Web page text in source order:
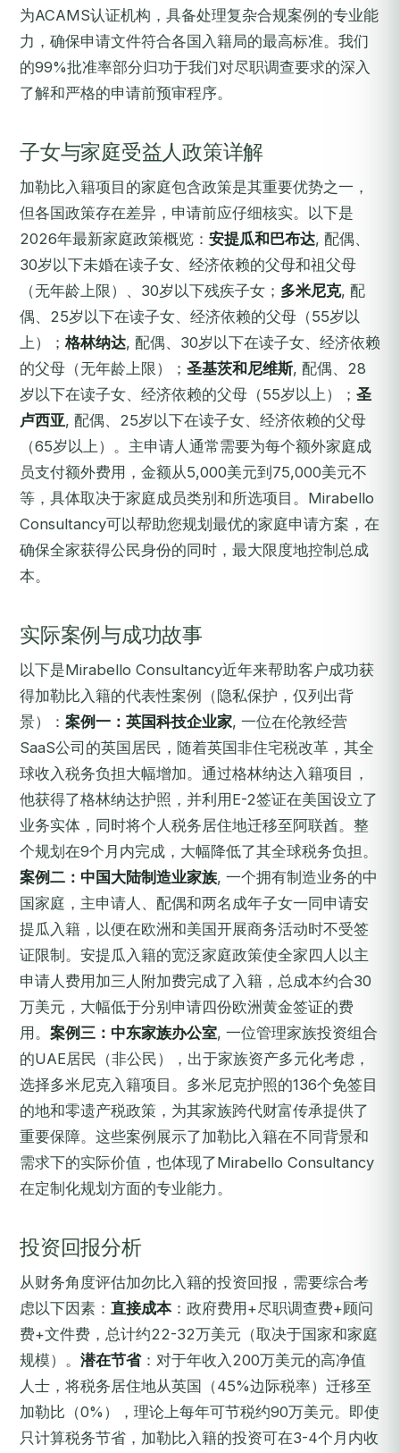
为ACAMS认证机构，具备处理复杂合规案例的专业能
力，确保申请文件符合各国入籍局的最高标准。我们
的99%批准率部分归功于我们对尽职调查要求的深入
了解和严格的申请前预审程序。
子女与家庭受益人政策详解
加勒比入籍项目的家庭包含政策是其重要优势之一，
但各国政策存在差异，申请前应仔细核实。以下是
2026年最新家庭政策概览： 安提瓜和巴布达, 配偶、
30岁以下未婚在读子女、经济依赖的父母和祖父母
（无年龄上限）、30岁以下残疾子女； 多米尼克, 配
偶、25岁以下在读子女、经济依赖的父母（55岁以
上）； 格林纳达, 配偶、30岁以下在读子女、经济依赖
的父母（无年龄上限）； 圣基茨和尼维斯, 配偶、28
岁以下在读子女、经济依赖的父母（55岁以上）； 圣
卢西亚, 配偶、25岁以下在读子女、经济依赖的父母
（65岁以上）。主申请人通常需要为每个额外家庭成
员支付额外费用，金额从5,000美元到75,000美元不
等，具体取决于家庭成员类别和所选项目。Mirabello
Consultancy可以帮助您规划最优的家庭申请方案，在
确保全家获得公民身份的同时，最大限度地控制总成
本。
实际案例与成功故事
以下是Mirabello Consultancy近年来帮助客户成功获
得加勒比入籍的代表性案例（隐私保护，仅列出背
景）： 案例一：英国科技企业家, 一位在伦敦经营
SaaS公司的英国居民，随着英国非住宅税改革，其全
球收入税务负担大幅增加。通过格林纳达入籍项目，
他获得了格林纳达护照，并利用E-2签证在美国设立了
业务实体，同时将个人税务居住地迁移至阿联酋。整
个规划在9个月内完成，大幅降低了其全球税务负担。
案例二：中国大陆制造业家族, 一个拥有制造业务的中
国家庭，主申请人、配偶和两名成年子女一同申请安
提瓜入籍，以便在欧洲和美国开展商务活动时不受签
证限制。安提瓜入籍的宽泛家庭政策使全家四人以主
申请人费用加三人附加费完成了入籍，总成本约合30
万美元，大幅低于分别申请四份欧洲黄金签证的费
用。 案例三：中东家族办公室, 一位管理家族投资组合
的UAE居民（非公民），出于家族资产多元化考虑，
选择多米尼克入籍项目。多米尼克护照的136个免签目
的地和零遗产税政策，为其家族跨代财富传承提供了
重要保障。这些案例展示了加勒比入籍在不同背景和
需求下的实际价值，也体现了Mirabello Consultancy
在定制化规划方面的专业能力。
投资回报分析
从财务角度评估加勿比入籍的投资回报，需要综合考
虑以下因素： 直接成本：政府费用+尽职调查费+顾问
费+文件费，总计约22-32万美元（取决于国家和家庭
规模）。 潜在节省：对于年收入200万美元的高净值
人士，将税务居住地从英国（45%边际税率）迁移至
加勒比（0%），理论上每年可节税约90万美元。即使
只计算税务节省，加勒比入籍的投资可在3-4个月内收